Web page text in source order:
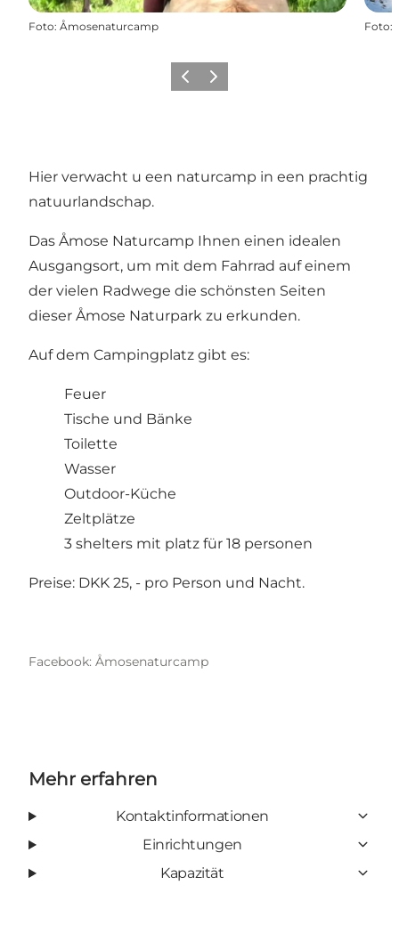
Foto: Åmosenaturcamp Foto:
Vorherige Folie
Nächste Folie
Hier verwacht u een naturcamp in een prachtig
natuurlandschap.
Das Åmose Naturcamp Ihnen einen idealen
Ausgangsort, um mit dem Fahrrad auf einem
der vielen Radwege die schönsten Seiten
dieser Åmose Naturpark zu erkunden.
Auf dem Campingplatz gibt es:
Feuer
Tische und Bänke
Toilette
Wasser
Outdoor-Küche
Zeltplätze
3 shelters mit platz für 18 personen
Preise: DKK 25, - pro Person und Nacht.
Facebook: Åmosenaturcamp
Mehr erfahren
Kontaktinformationen
Einrichtungen
Kapazität